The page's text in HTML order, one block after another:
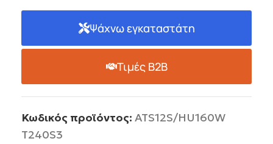
Ψάχνω εγκαταστάτη
Τιμές B2B
Κωδικός προϊόντος: ATS12S/HU160W
T240S3